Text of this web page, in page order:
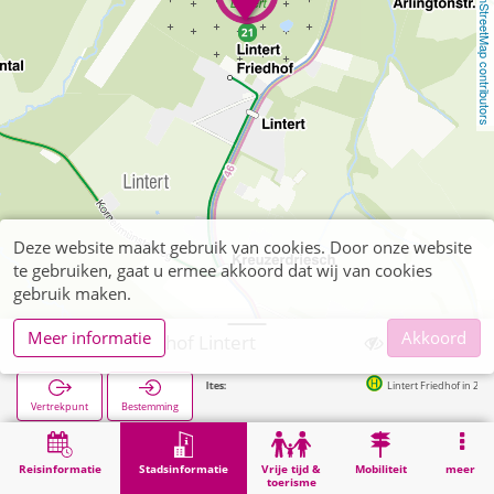
OpenStreetMap contributors
Reisinformatie Stadsinformatie
Vrije tijd &
toerisme
Mobiliteit meer
Aachen, Friedhof Lintert
Vertrekpunt Bestemming
Volgende haltes: Lintert Friedhof in 243m
Stadsinformatie Begraafplaatsen Aachen, Friedhof Lintert
Deze website maakt gebruik van cookies. Door onze website
te gebruiken, gaat u ermee akkoord dat wij van cookies
gebruik maken.
Meer informatie
Akkoord